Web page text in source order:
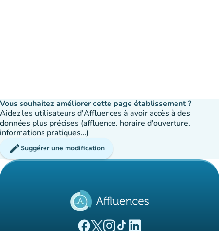
Vous souhaitez améliorer cette page établissement ?
Aidez les utilisateurs d'Affluences à avoir accès à des
données plus précises (affluence, horaire d'ouverture,
informations pratiques…)
editSuggérer une modification
(nouvel onglet)
(nouvel onglet)
(nouvel onglet)
(nouvel onglet)